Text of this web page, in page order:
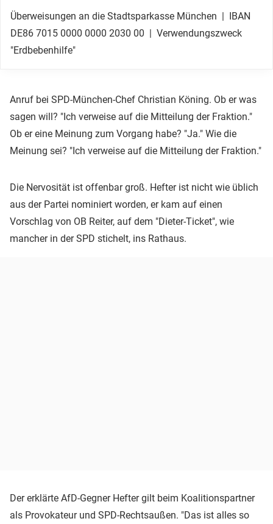
Überweisungen an die Stadtsparkasse München | IBAN
DE86 7015 0000 0000 2030 00 | Verwendungszweck
"Erdbebenhilfe"
Anruf bei SPD-München-Chef Christian Köning. Ob er was
sagen will? "Ich verweise auf die Mitteilung der Fraktion."
Ob er eine Meinung zum Vorgang habe? "Ja." Wie die
Meinung sei? "Ich verweise auf die Mitteilung der Fraktion."
Die Nervosität ist offenbar groß. Hefter ist nicht wie üblich
aus der Partei nominiert worden, er kam auf einen
Vorschlag von OB Reiter, auf dem "Dieter-Ticket", wie
mancher in der SPD stichelt, ins Rathaus.
Der erklärte AfD-Gegner Hefter gilt beim Koalitionspartner
als Provokateur und SPD-Rechtsaußen. "Das ist alles so